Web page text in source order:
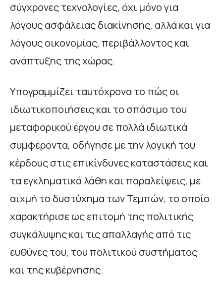
σύγχρονες τεχνολογίες, όχι μόνο για
λόγους ασφάλειας διακίνησης, αλλά και για
λόγους οικονομίας, περιβάλλοντος και
ανάπτυξης της χώρας.
Υπογραμμίζει ταυτόχρονα το πώς οι
ιδιωτικοποιήσεις και το σπάσιμο του
μεταφορικού έργου σε πολλά ιδιωτικά
συμφέροντα, οδήγησε με την λογική του
κέρδους στις επικίνδυνες καταστάσεις και
τα εγκληματικά λάθη και παραλείψεις, με
αιχμή το δυστύχημα των Τεμπών, το οποίο
χαρακτήρισε ως επιτομή της πολιτικής
συγκάλυψης και τις απαλλαγής από τις
ευθύνες του, του πολιτικού συστήματος
και της κυβέρνησης.